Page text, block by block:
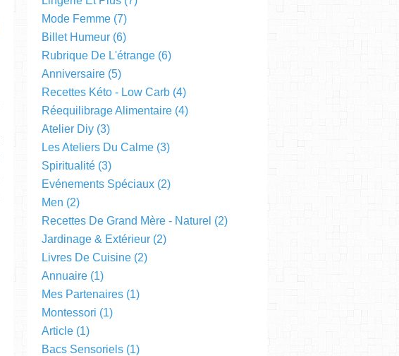
Mode Femme (7)
Billet Humeur (6)
Rubrique De L'étrange (6)
Anniversaire (5)
Recettes Kéto - Low Carb (4)
Réequilibrage Alimentaire (4)
Atelier Diy (3)
Les Ateliers Du Calme (3)
Spiritualité (3)
Evénements Spéciaux (2)
Men (2)
Recettes De Grand Mère - Naturel (2)
Jardinage & Extérieur (2)
Livres De Cuisine (2)
Annuaire (1)
Mes Partenaires (1)
Montessori (1)
Article (1)
Bacs Sensoriels (1)